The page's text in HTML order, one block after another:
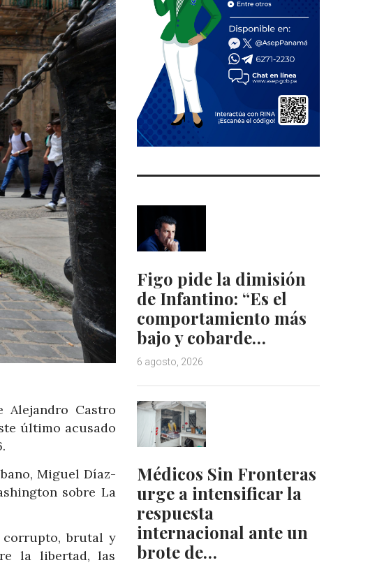
Alejandro Castro
último acusado
Miguel Díaz-
sobre La
corrupto, brutal y
la libertad, las
Figo pide la dimisión
de Infantino: “Es el
comportamiento más
bajo y cobarde…
6 agosto, 2026
Médicos Sin Fronteras
urge a intensificar la
respuesta
internacional ante un
brote de…